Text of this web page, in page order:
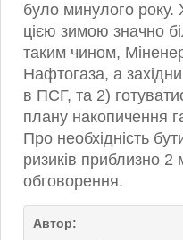
було минулого року.
цією зимою значно
таким чином,
Нафтогаза, а
в ПСГ, та 2)
плану накопичення
Про необхідність
ризиків приблизно 2
обговорення.
Автор: